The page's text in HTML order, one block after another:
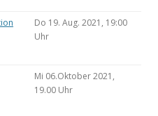
Do 19. Aug. 2021, 19:00
Uhr
Mi 06.Oktober 2021,
19.00 Uhr